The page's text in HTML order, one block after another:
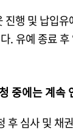
진행 및 납입
. 유예 종료
중에는 계속
후 심사 및 채